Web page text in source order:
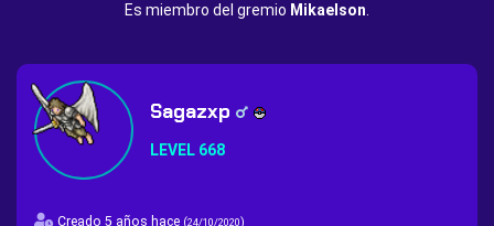
Es miembro del gremio Mikaelson
Sagazxp
LEVEL 668
Creado 5 años hace (24/10/2020)